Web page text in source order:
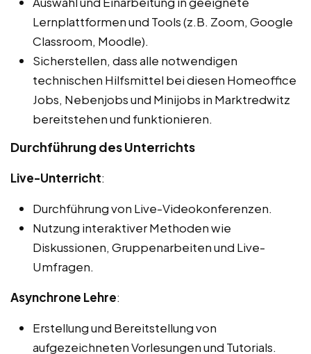
Lernplattformen und Tools (z.B. Zoom, Google
Classroom, Moodle).
Sicherstellen, dass alle notwendigen
technischen Hilfsmittel bei diesen Homeoffice
Jobs, Nebenjobs und Minijobs in Marktredwitz
bereitstehen und funktionieren.
Durchführung des Unterrichts
Live-Unterricht:
Durchführung von Live-Videokonferenzen.
Nutzung interaktiver Methoden wie
Diskussionen, Gruppenarbeiten und Live-
Umfragen.
Asynchrone Lehre:
Erstellung und Bereitstellung von
aufgezeichneten Vorlesungen und Tutorials.